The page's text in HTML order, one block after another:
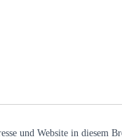
und Website in diesem